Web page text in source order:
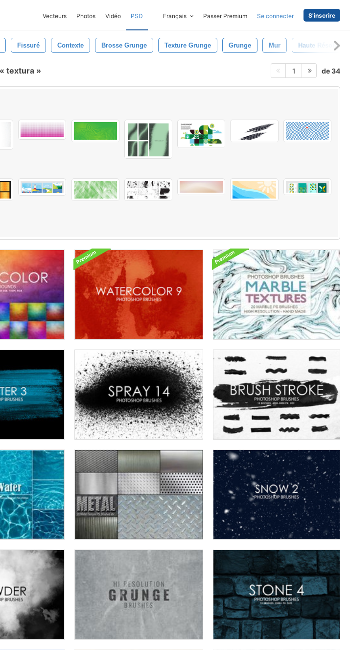
Vecteurs Photos Vidéo PSD Français Passer Premium Se connecter S'inscrire
Fissuré Contexte Brosse Grunge Texture Grunge Grunge Mur Haute Résolution
textura 1 de 34